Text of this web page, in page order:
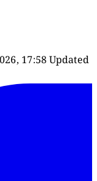
17:58Updated